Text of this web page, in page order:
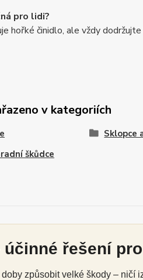
pro lidi?
hořké činidlo, ale vždy
v kategoriích
Sklopce
škůdce
řešení
způsobit velké škody –